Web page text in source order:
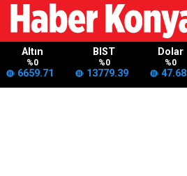
Altın
%0
6659.71
BIST
%0
13779.39
Dolar
%0
47.68